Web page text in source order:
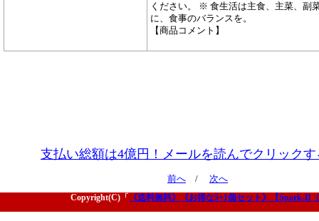
ください。 ※ 食生活は主食、主菜、副
に、食事のバランスを。
【商品コメント】
支払い総額は4億円！メールを読んでクリック
前へ / 次へ
Copyright(C)「 《送料無料》《お得な5+1個セット》【Spark-